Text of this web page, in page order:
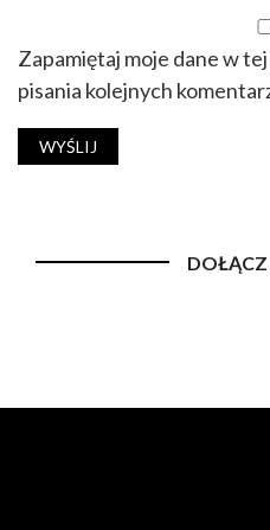
Zapamiętaj moje dane w
pisania kolejnych
DOŁĄCZ